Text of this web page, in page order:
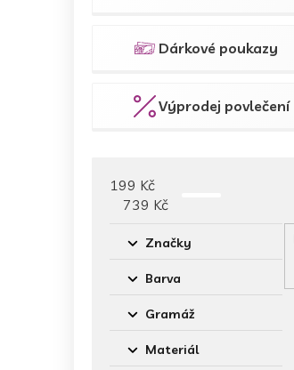
Dárkové poukazy
Výprodej povlečení
199 Kč
739 Kč
Značky
Barva
Gramáž
Materiál